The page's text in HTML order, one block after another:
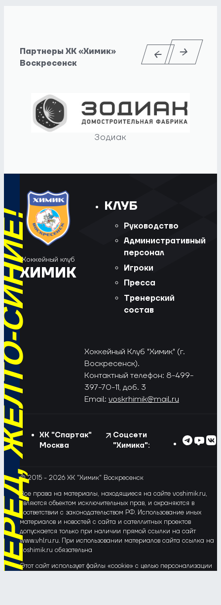
Партнеры ХК «Химик»
Воскресенск
Зодиак
СИНИЕ!
Хоккейный клуб
ХИМИК
КЛУБ
Руководство
Административный
персонал
Игроки
Пресса
Тренерский
состав
Хоккейный Клуб "Химик" (г.
Воскресенск).
Контактный телефон: 8-499-
397-70-11, доб. 3
Email: voskrhimik@mail.ru
ХК "Спартак"
Москва
Соцсети
"Химика":
© 2015 - 2026 ХК "Химик" Воскресенск
Все права на материалы, находящиеся на сайте voshimik.ru,
являются объектом исключительных прав, и охраняются в
соответствии с законодательством РФ. Использование иных
материалов и новостей с сайта и сателлитных проектов
допускается только при наличии прямой ссылки на сайт
www.vhlru.ru. При использовании материалов сайта ссылка на
voshimik.ru обязательна
Этот сайт использует файлы «cookie» с целью персонализации